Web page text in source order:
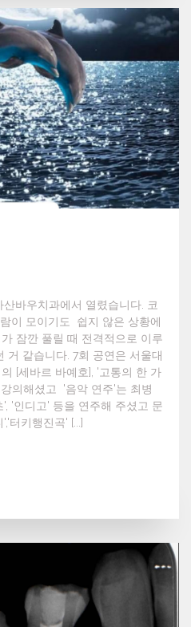
바우치과에서 열렸습니다. 코
이 모이기도 쉽지 않은 상황에
잠깐 풀릴 때 전격적으로 이루
거 같습니다. 7회 공연은 서울대
[세바르 바예호], '고통의 한 가
의해셨고 '음악 연주'는 최병
'인디고' 등을 연주해 주셨고 문
터키행진곡' [...]